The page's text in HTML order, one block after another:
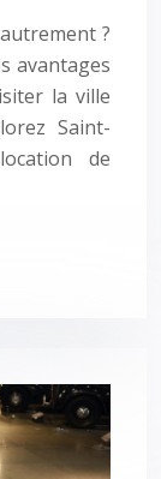
?
avantages
la ville
Saint-
de